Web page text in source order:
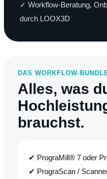
✓ Workflow-Beratung,
durch LOOX3D
DAS WORKFLOW-
Alles, was
brauchst.
✔ PrograMill® 7 oder
✔ PrograScan /